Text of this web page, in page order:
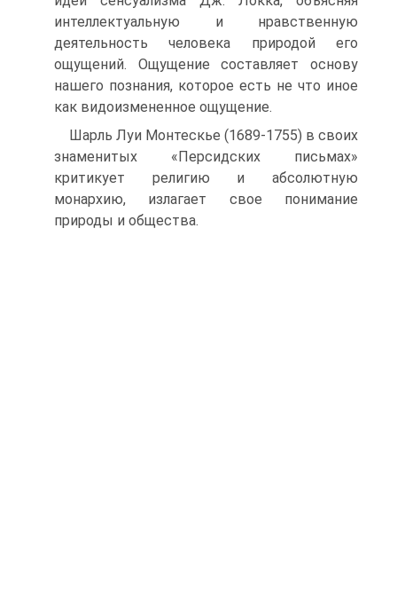
интеллектуальную и нравственную
деятельность человека природой его
ощущений. Ощущение составляет основу
нашего познания, которое есть не что иное
как видоизмененное ощущение.
Шарль Луи Монтескье (1689-1755) в своих
знаменитых «Персидских письмах»
критикует религию и абсолютную
монархию, излагает свое понимание
природы и общества.